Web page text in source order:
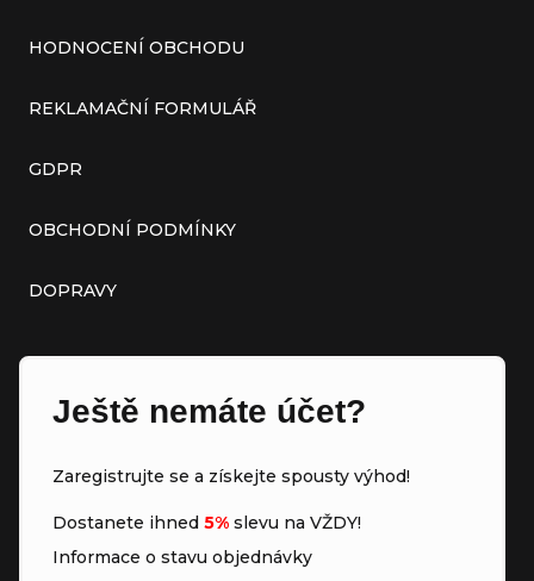
HODNOCENÍ OBCHODU
REKLAMAČNÍ FORMULÁŘ
GDPR
OBCHODNÍ PODMÍNKY
DOPRAVY
Ještě nemáte účet?
Zaregistrujte se a získejte spousty výhod!
Dostanete ihned 5% slevu na VŽDY!
Informace o stavu objednávky